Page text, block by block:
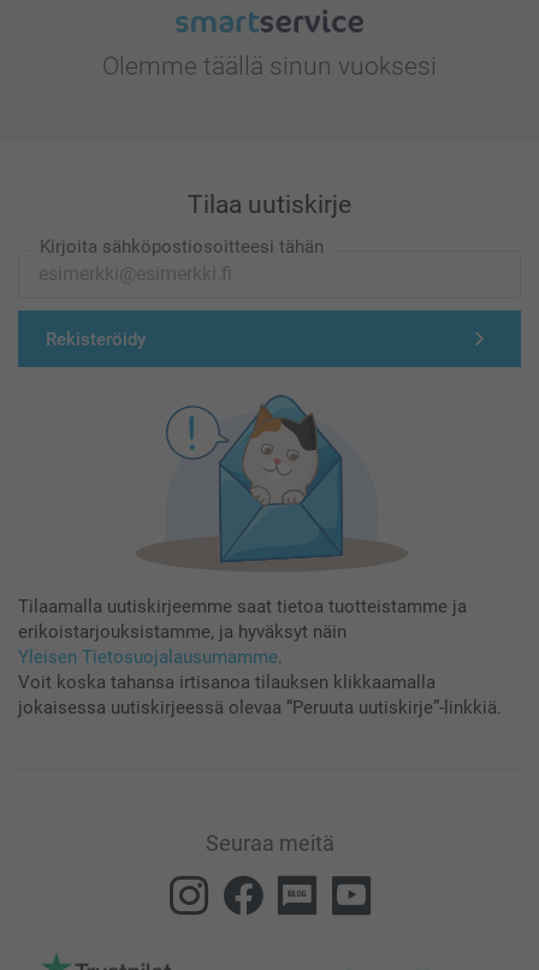
Olemme täällä sinun vuoksesi
Tilaa uutiskirje
Kirjoita sähköpostiosoitteesi tähän
Rekisteröidy
Tilaamalla uutiskirjeemme saat tietoa tuotteistamme ja
erikoistarjouksistamme, ja hyväksyt näin
Yleisen Tietosuojalausumamme.
Voit koska tahansa irtisanoa tilauksen klikkaamalla
jokaisessa uutiskirjeessä olevaa “Peruuta uutiskirje”-linkkiä.
Seuraa meitä